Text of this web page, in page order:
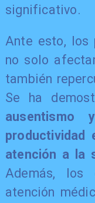
significativo.
Ante esto, los
no solo
también
Se ha
productividad
atención a la
Además, los
atención